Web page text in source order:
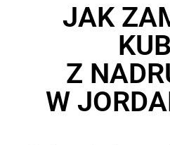
JAK
Z
W